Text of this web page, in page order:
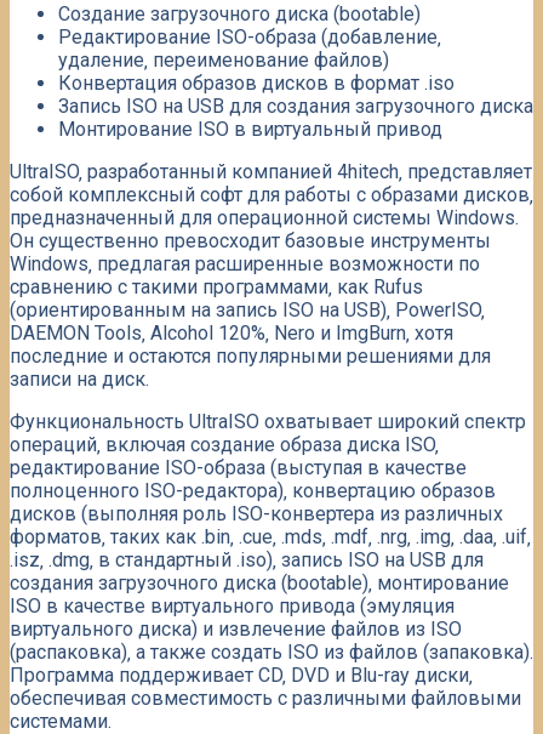
Создание загрузочного диска (bootable)
Редактирование ISO-образа (добавление‚
удаление‚ переименование файлов)
Конвертация образов дисков в формат .iso
Запись ISO на USB для создания загрузочного диска
Монтирование ISO в виртуальный привод
UltraISO‚ разработанный компанией 4hitech‚ представляет
собой комплексный софт для работы с образами дисков‚
предназначенный для операционной системы Windows.
Он существенно превосходит базовые инструменты
Windows‚ предлагая расширенные возможности по
сравнению с такими программами‚ как Rufus
(ориентированным на запись ISO на USB)‚ PowerISO‚
DAEMON Tools‚ Alcohol 120%‚ Nero и ImgBurn‚ хотя
последние и остаются популярными решениями для
записи на диск.
Функциональность UltraISO охватывает широкий спектр
операций‚ включая создание образа диска ISO‚
редактирование ISO-образа (выступая в качестве
полноценного ISO-редактора)‚ конвертацию образов
дисков (выполняя роль ISO-конвертера из различных
форматов‚ таких как .bin‚ .cue‚ .mds‚ .mdf‚ .nrg‚ .img‚ .daa‚ .uif‚
.isz‚ .dmg‚ в стандартный .iso)‚ запись ISO на USB для
создания загрузочного диска (bootable)‚ монтирование
ISO в качестве виртуального привода (эмуляция
виртуального диска) и извлечение файлов из ISO
(распаковка)‚ а также создать ISO из файлов (запаковка).
Программа поддерживает CD‚ DVD и Blu-ray диски‚
обеспечивая совместимость с различными файловыми
системами.